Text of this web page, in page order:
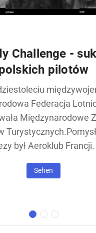
Challenge -
pilotów
Federacja
Międzynarodowe
był Aeroklub Francji.
– zawody nazywane
się m.in.
Sehen